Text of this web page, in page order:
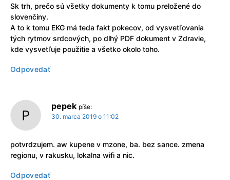
Sk trh, prečo sú všetky dokumenty k tomu preložené do
slovenčiny.
A to k tomu EKG má teda fakt pokecov, od vysvetľovania
tých rytmov srdcových, po dlhý PDF dokument v Zdravie,
kde vysvetľuje použitie a všetko okolo toho.
Odpovedať
pepek píše:
30. marca 2019 o 11:02
potvrdzujem. aw kupene v mzone, ba. bez sance. zmena
regionu, v rakusku, lokalna wifi a nic.
Odpovedať